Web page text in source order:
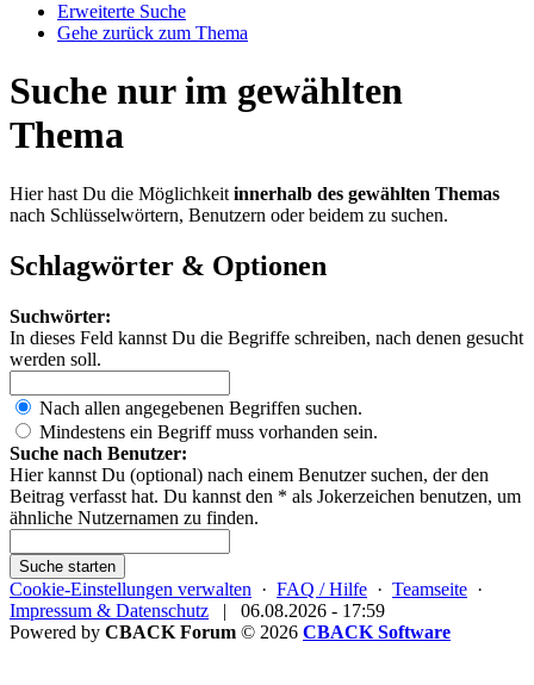
Erweiterte Suche
Gehe zurück zum Thema
Suche nur im gewählten
Thema
Hier hast Du die Möglichkeit innerhalb des gewählten Themas
nach Schlüsselwörtern, Benutzern oder beidem zu suchen.
Schlagwörter & Optionen
Suchwörter:
In dieses Feld kannst Du die Begriffe schreiben, nach denen gesucht
werden soll.
Nach allen angegebenen Begriffen suchen.
Mindestens ein Begriff muss vorhanden sein.
Suche nach Benutzer:
Hier kannst Du (optional) nach einem Benutzer suchen, der den
Beitrag verfasst hat. Du kannst den * als Jokerzeichen benutzen, um
ähnliche Nutzernamen zu finden.
Suche starten
Cookie-Einstellungen verwalten · FAQ / Hilfe · Teamseite ·
Impressum & Datenschutz |
06.08.2026 - 17:59
Powered by CBACK Forum © 2026 CBACK Software